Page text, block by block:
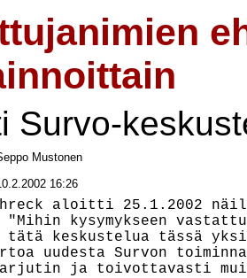
Survo-
Mustonen
16:26
aloitti 25.1.2002
kysymykseen
tätä keskustelua tässä
uudesta Survon
ja toivottavasti